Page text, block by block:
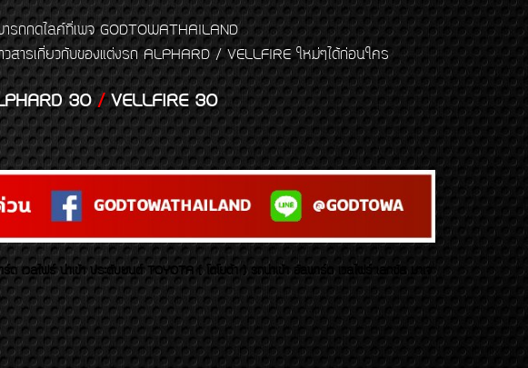
ถกดไลค์ที่เพจ GODTOWATHAILAND
วสารเกี่ยวกับของแต่งรถ ALPHARD / VELLFIRE ใหม่ๆได้ก่อนใคร
30/VELLFIRE 30
วลไฟร์ นำเข้า ประดับยนต์ TOYOTA ( โตโยต้า ) รถนำเข้า อัลพาร์ด เวลไฟร์ เลกซัส มาเจ